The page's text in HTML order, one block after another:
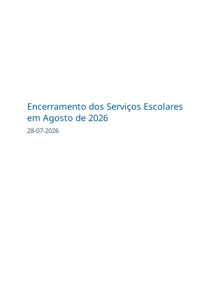
Encerramento dos Serviços Escolares
em Agosto de 2026
28-07-2026